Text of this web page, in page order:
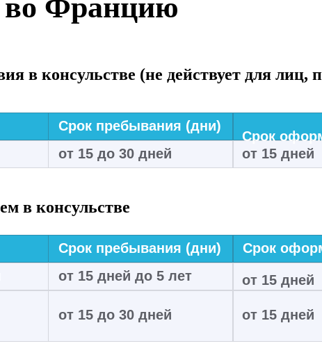
во Францию
в консульстве (не действует для
Срок
от 15 дней
Срок пребывания (дни)
от 15 до 30 дней
в консульстве
от 15 дней
Срок
от 15 дней
от 15 до 30 дней
Срок пребывания (дни)
от 15 дней до 5 лет